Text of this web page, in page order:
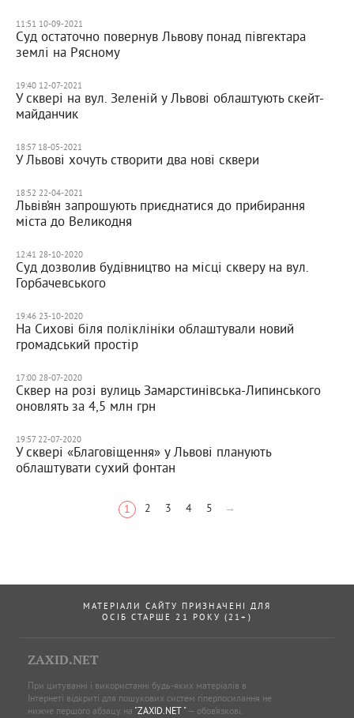
11:51 10-09-2021
Суд остаточно повернув Львову понад півгектара
землі на Рясному
19:40 12-07-2021
У сквері на вул. Зеленій у Львові облаштують скейт-
майданчик
18:57 18-05-2021
У Львові хочуть створити два нові сквери
18:52 22-04-2021
Львів’ян запрошують приєднатися до прибирання
міста до Великодня
12:41 28-10-2020
Суд дозволив будівництво на місці скверу на вул.
Горбачевського
19:46 23-10-2020
На Сихові біля поліклініки облаштували новий
громадський простір
17:00 28-07-2020
Сквер на розі вулиць Замарстинівська-Липинського
оновлять за 4,5 млн грн
19:57 22-07-2020
У сквері «Благовіщення» у Львові планують
облаштувати сухий фонтан
1 2 3 4 5 →
МАТЕРІАЛИ САЙТУ ПРИЗНАЧЕНІ ДЛЯ
ОСІБ СТАРШЕ 21 РОКУ (21+)
ZAXID.NET
При цитуванні і використанні будь-яких матеріалів в
Інтернеті відкриті для пошукових систем гіперпосилання не
нижче першого абзацу на "ZAXID.NET "— обов’язкові.